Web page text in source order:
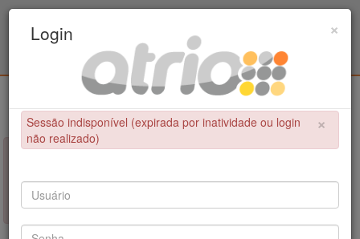
Civil / UPE
×
NÃO FOI POSSÍVEL CONCLUIR A OPERAÇÃO
Sessão indisponível (expirada por inatividade ou login não
realizado)
×
Login
×
Sessão indisponível (expirada por inatividade ou login
não realizado)